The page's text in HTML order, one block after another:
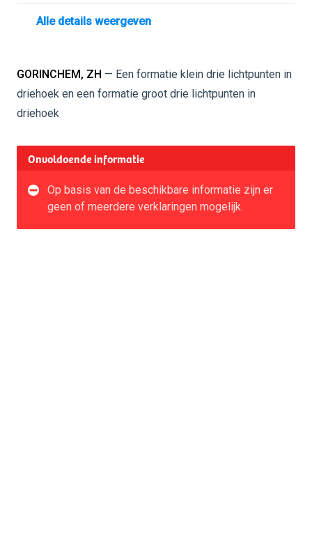
Alle details weergeven
GORINCHEM, ZH — Een formatie klein drie lichtpunten in
driehoek en een formatie groot drie lichtpunten in
driehoek
Onvoldoende informatie
Op basis van de beschikbare informatie zijn er
geen of meerdere verklaringen mogelijk.